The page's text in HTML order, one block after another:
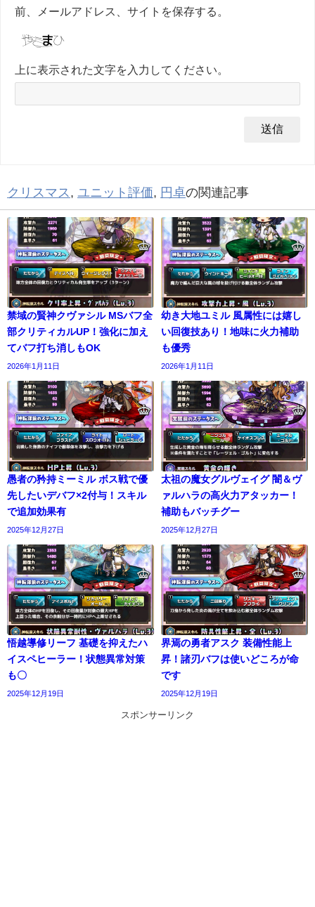
前、メールアドレス、サイトを保存する。
上に表示された文字を入力してください。
クリスマス ユニット評価 円卓の関連記事
禁域の賢神クヴァシル MSバフ全
部クリティカルUP！強化に加え
てバフ打ち消しもOK
2026年1月11日
幼き大地ユミル 風属性には嬉し
い回復技あり！地味に火力補助
も優秀
2026年1月11日
愚者の矜持ミーミル ボス戦で優
先したいデバフ×2付与！スキル
で追加効果有
2025年12月27日
太祖の魔女グルヴェイグ 闇＆ヴ
ァルハラの高火力アタッカー！
補助もバッチグー
2025年12月27日
悟越導修リーフ 基礎を抑えたハ
イスペヒーラー！状態異常対策
も〇
2025年12月19日
界焉の勇者アスク 装備性能上
昇！諸刃バフは使いどころが命
です
2025年12月19日
スポンサーリンク